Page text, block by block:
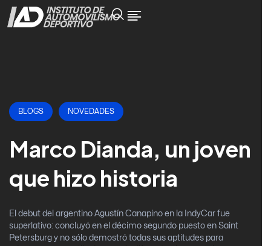
BLOGS NOVEDADES
Marco Dianda, un joven
que hizo historia
El debut del argentino Agustín Canapino en la IndyCar fue
superlativo: concluyó en el décimo segundo puesto en Saint
Petersburg y no sólo demostró todas sus aptitudes para